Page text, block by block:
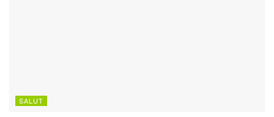
SALUT